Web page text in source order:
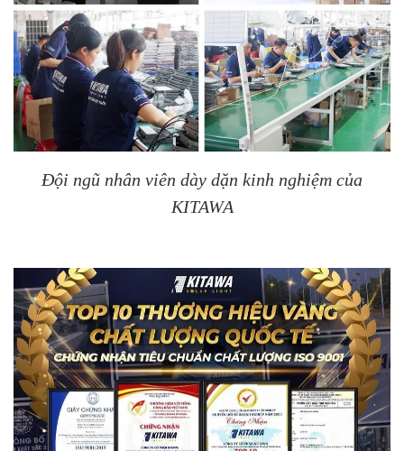
Đội ngũ nhân viên dày dặn kinh nghiệm của
KITAWA